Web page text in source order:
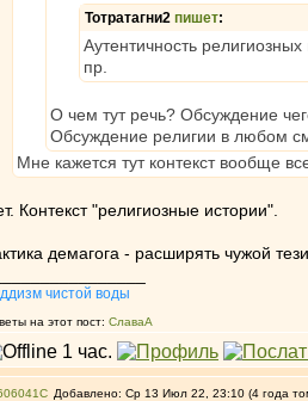
Тотратагни2 пишет:
Аутентичность
пр.
О чем тут речь? Обсуждение
Обсуждение религии в любом
Мне кажется тут контекст вообще
Контекст "религиозные истории".
демагога - расширять чужой
чистой воды
на этот пост: СлаваА
Добавлено: Ср 13 Июл 22, 23:10 (4 года